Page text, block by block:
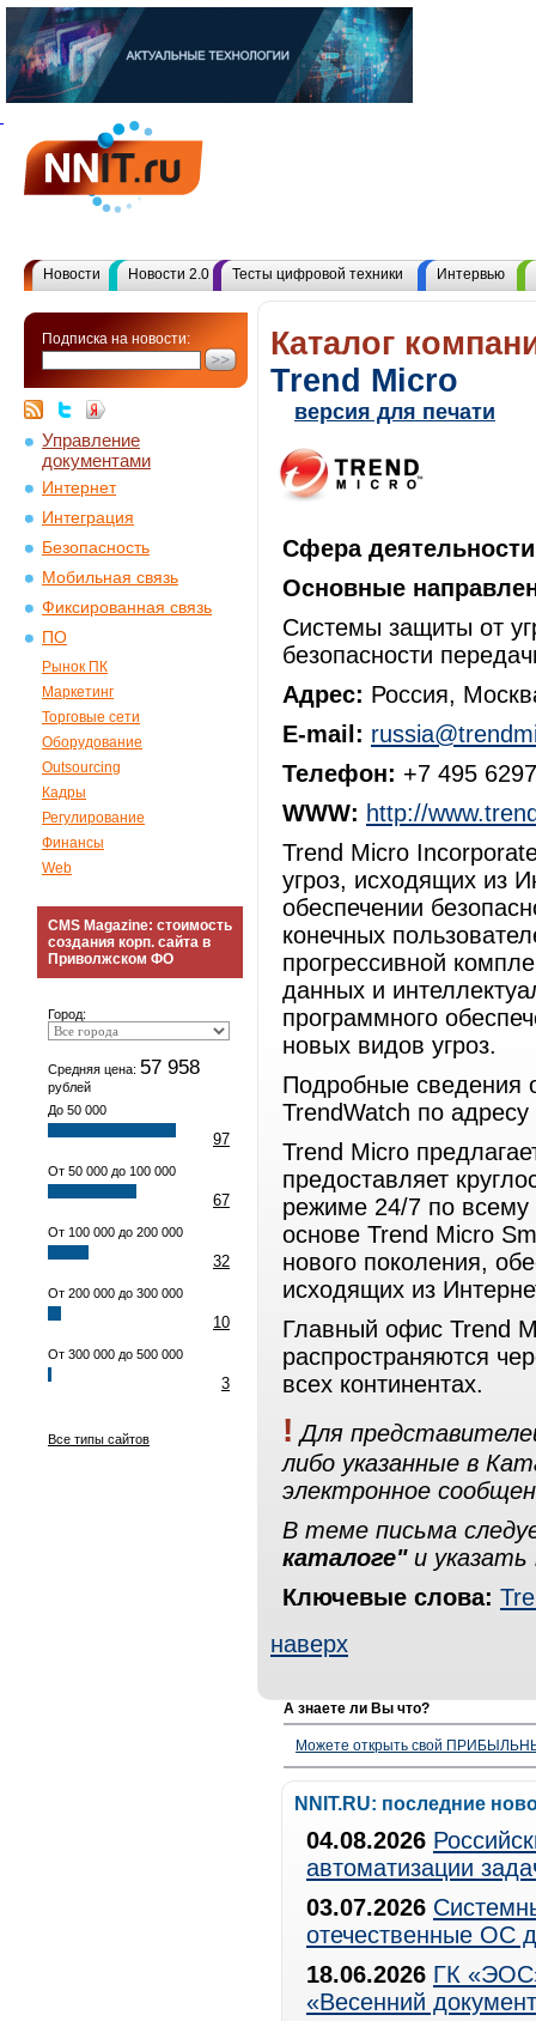
Новости Новости 2.0 Тесты цифровой техники Интервью
Подписка на новости:
Управление
документами
Интернет
Интеграция
Безопасность
Мобильная связь
Фиксированная связь
ПО
Рынок ПК
Маркетинг
Торговые сети
Оборудование
Outsourcing
Кадры
Регулирование
Финансы
Web
CMS Magazine: стоимость
создания корп. сайта в
Приволжском ФО
Город:
Средняя цена: 57 958
рублей
До 50 000
97
От 50 000 до 100 000
67
От 100 000 до 200 000
32
От 200 000 до 300 000
10
От 300 000 до 500 000
3
Все типы сайтов
Каталог
Trend Micro
версия для печати
Сфера
Основные
Системы защиты от
безопасности
Адрес: Россия,
E-mail:
Телефон: +7 495
WWW: http://
Trend Micro
угроз, исходящих из
обеспечении
конечных
прогрессивной
данных и
программного
новых видов угроз.
Подробные сведения
TrendWatch по
Trend Micro
предоставляет
режиме 24/7 по всему
основе Trend Micro
нового поколения,
исходящих из
Главный офис Trend
распространяются
всех континентах.
! Для
либо указанные в
электронное
В теме письма
каталоге"и указать
Ключевые слова:
наверх
А знаете ли Вы что?
Можете открыть свой
NNIT.RU: последние
04.08.2026
автоматизации
03.07.2026
отечественные ОС
18.06.2026 ГК
«Весенний